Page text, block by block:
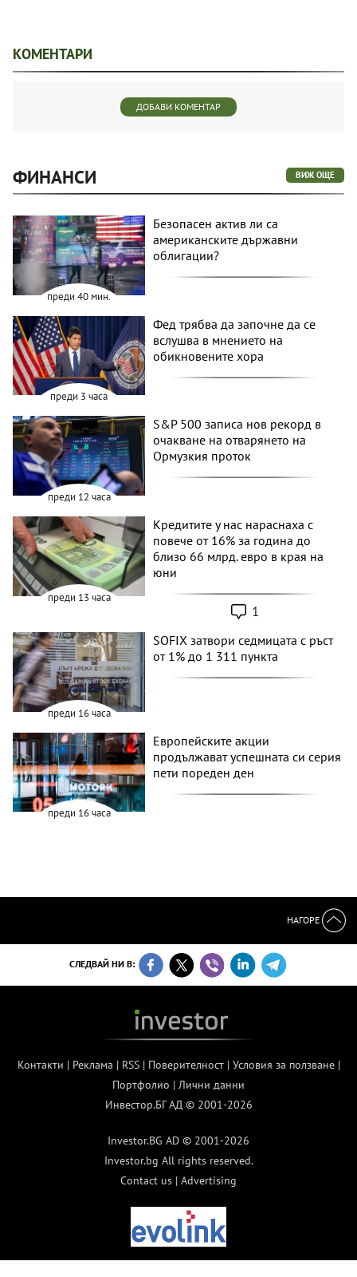
КОМЕНТАРИ
ДОБАВИ КОМЕНТАР
ФИНАНСИ ВИЖ ОЩЕ
преди 40 мин.
Безопасен актив ли са
американските държавни
облигации?
преди 3 часа
Фед трябва да започне да се
вслушва в мнението на
обикновените хора
преди 12 часа
S&P 500 записа нов рекорд в
очакване на отварянето на
Ормузкия проток
преди 13 часа
Кредитите у нас нараснаха с
повече от 16% за година до
близо 66 млрд. евро в края на
юни
1
преди 16 часа
SOFIX затвори седмицата с ръст
от 1% до 1 311 пункта
преди 16 часа
Европейските акции
продължават успешната си серия
пети пореден ден
НАГОРЕ
СЛЕДВАЙ НИ В:
Контакти | Реклама | RSS| Поверителност| Условия за ползване|
Портфолио | Лични данни
Инвестор.БГ АД © 2001-2026
Investor.BG AD © 2001-2026
Investor.bg All rights reserved.
Contact us | Advertising